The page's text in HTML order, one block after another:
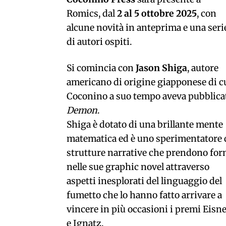
Romics, dal2 al 5 ottobre 2025, con
alcune novità in anteprima e una
di autori ospiti.
Si comincia conJason Shiga, autore
americano di origine giapponese di
Coconino a suo tempo aveva
Demon.
Shiga è dotato di una brillante mente
matematica ed è uno sperimentatore
strutture narrative che prendono
nelle sue graphic novel attraverso
aspetti inesplorati del linguaggio del
fumetto che lo hanno fatto arrivare a
vincere in più occasioni i premi
e Ignatz.